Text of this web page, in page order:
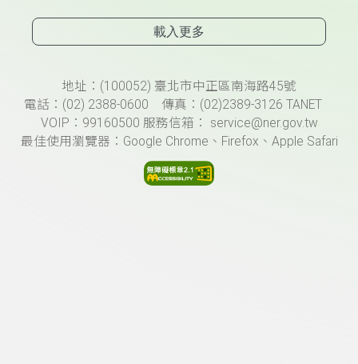
載入更多
頁尾資訊地址：(100052) 臺北市中正區南海路45號
電話：(02) 2388-0600 傳真：(02)2389-3126 TANET
VOIP：99160500 服務信箱： service@ner.gov.tw
最佳使用瀏覽器：Google Chrome、Firefox、Apple Safari